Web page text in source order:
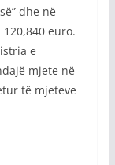
dhe në
euro.
e
mjete në
të mjeteve